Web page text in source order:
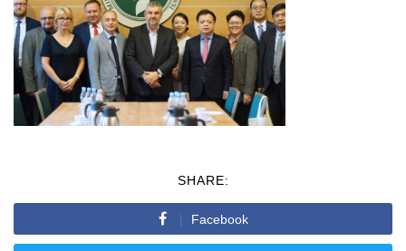
SHARE:
Facebook